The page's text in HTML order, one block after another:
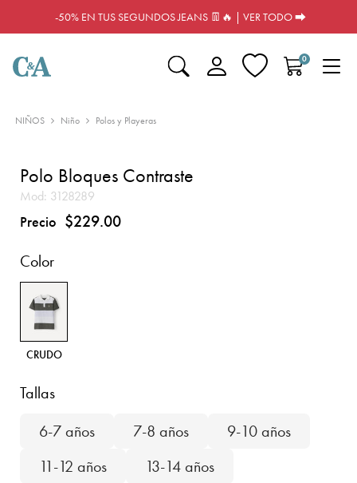
-50% EN TUS SEGUNDOS JEANS 👖🔥 | VER TODO ⮕
0
NIÑOS Niño Polos y Playeras
Polo Bloques Contraste
Mod: 3128289
Precio $229.00
Color
CRUDO
Tallas
6-7 años
7-8 años
9-10 años
11-12 años
13-14 años